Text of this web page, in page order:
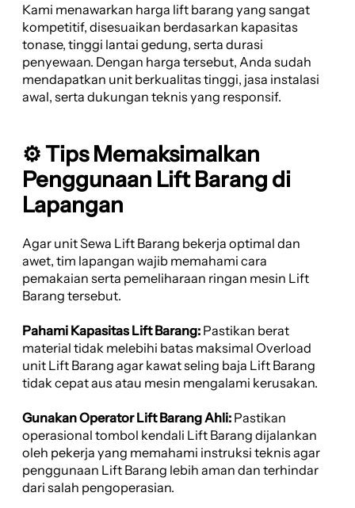
Kami menawarkan harga lift barang yang sangat
kompetitif, disesuaikan berdasarkan kapasitas
tonase, tinggi lantai gedung, serta durasi
penyewaan. Dengan harga tersebut, Anda sudah
mendapatkan unit berkualitas tinggi, jasa instalasi
awal, serta dukungan teknis yang responsif.
⚙️ Tips Memaksimalkan
Penggunaan Lift Barang di
Lapangan
Agar unit Sewa Lift Barang bekerja optimal dan
awet, tim lapangan wajib memahami cara
pemakaian serta pemeliharaan ringan mesin Lift
Barang tersebut.
Pahami Kapasitas Lift Barang: Pastikan berat
material tidak melebihi batas maksimal Overload
unit Lift Barang agar kawat seling baja Lift Barang
tidak cepat aus atau mesin mengalami kerusakan.
Gunakan Operator Lift Barang Ahli: Pastikan
operasional tombol kendali Lift Barang dijalankan
oleh pekerja yang memahami instruksi teknis agar
penggunaan Lift Barang lebih aman dan terhindar
dari salah pengoperasian.